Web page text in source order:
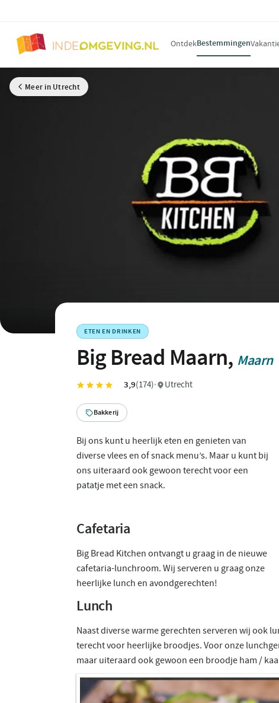
OntdekBestemmingen
Meer in Utrecht
ETEN EN DRINKEN
Big Bread Maarn, Maarn
3,9(174)· Utrecht
Bakkerij
Bij ons kunt u heerlijk eten en genieten van
diverse vlees en of snack menu’s. Maar u kunt bij
ons uiteraard ook gewoon terecht voor een
patatje met een snack.
Cafetaria
Big Bread Kitchen ontvangt u graag in de nieuwe
cafetaria-lunchroom. Wij serveren u graag onze
heerlijke lunch en avondgerechten!
Lunch
Naast diverse warme gerechten serveren wij ook
terecht voor heerlijke broodjes. Voor onze
maar uiteraard ook gewoon een broodje ham /